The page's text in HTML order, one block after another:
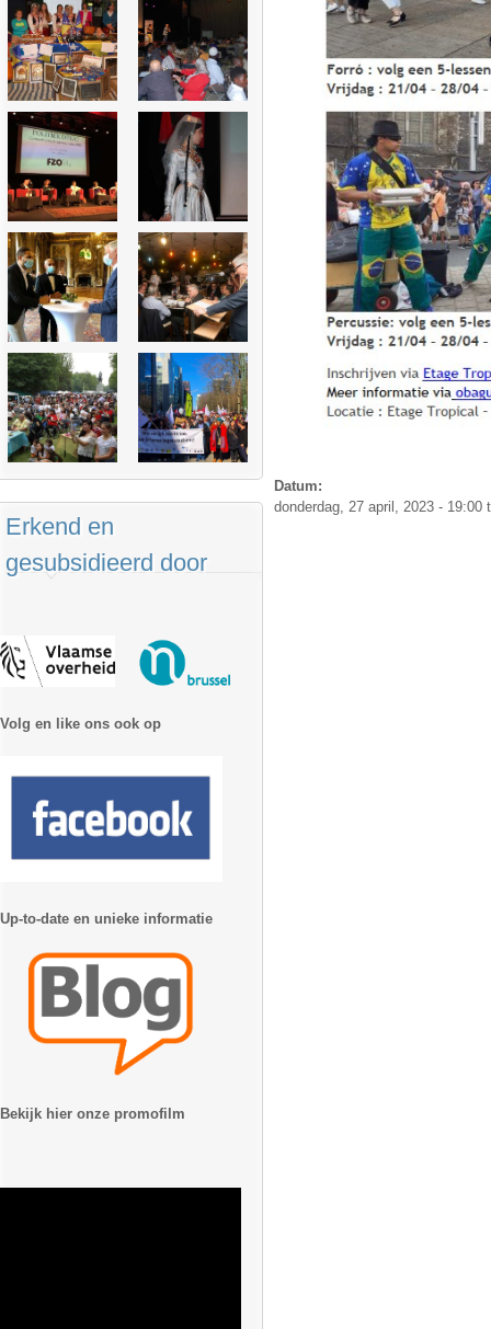
Datum:
donderdag, 27 april, 2023 - 19:00
Erkend en
gesubsidieerd door
Volg en like ons ook op
Up-to-date en unieke informatie
Bekijk hier onze promofilm